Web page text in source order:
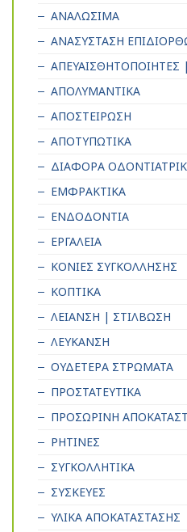
ΑΝΑΛΩΣΙΜΑ
ΑΝΑΣΥΣΤΑΣΗ
ΑΠΕΥΑΙΣΘΗΤΟΠΟΙΗΤΕΣ
ΑΠΟΛΥΜΑΝΤΙΚΑ
ΑΠΟΣΤΕΙΡΩΣΗ
ΑΠΟΤΥΠΩΤΙΚΑ
ΔΙΑΦΟΡΑ
ΕΜΦΡΑΚΤΙΚΑ
ΕΝΔΟΔΟΝΤΙΑ
ΕΡΓΑΛΕΙΑ
ΚΟΝΙΕΣ ΣΥΓΚΟΛΛΗΣΗΣ
ΚΟΠΤΙΚΑ
ΛΕΙΑΝΣΗ | ΣΤΙΛΒΩΣΗ
ΛΕΥΚΑΝΣΗ
ΟΥΔΕΤΕΡΑ ΣΤΡΩΜΑΤΑ
ΠΡΟΣΤΑΤΕΥΤΙΚΑ
ΠΡΟΣΩΡΙΝΗ
ΡΗΤΙΝΕΣ
ΣΥΓΚΟΛΛΗΤΙΚΑ
ΣΥΣΚΕΥΕΣ
ΥΛΙΚΑ ΑΠΟΚΑΤΑΣΤΑΣΗΣ